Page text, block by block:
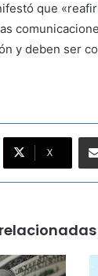
que
y deben ser
X